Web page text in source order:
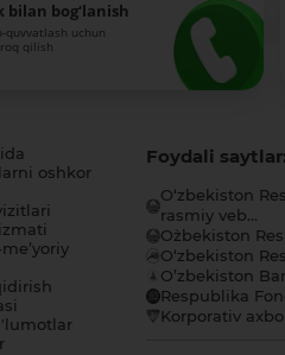
bilan bog‘lanish
quvvatlash uchun
qilish
oshkor
Foydali saytlar:
O‘zbekiston
rasmiy veb...
O`zbekiston
O‘zbekiston
O’zbekiston
Respublika
Korporativ